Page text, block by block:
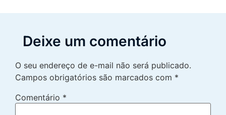
Deixe um comentário
O seu endereço de e-mail não será publicado.
Campos obrigatórios são marcados com *
Comentário *